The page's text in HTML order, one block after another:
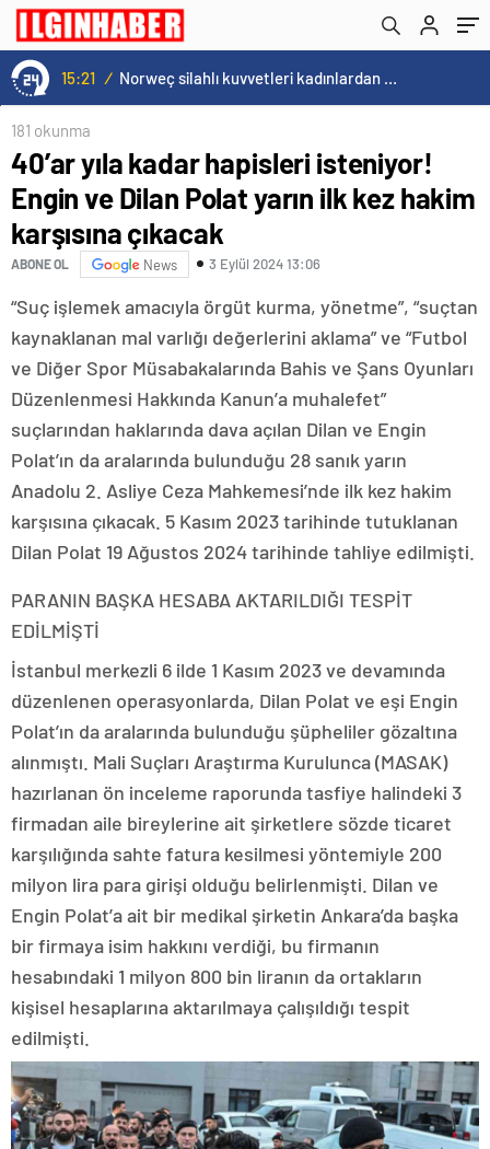
15:21 / Norweç silahlı kuvvetleri kadınlardan oluşan özel kuvvetler eğitimlerini başlattı.
çıkacak
181 okunma
40’ar yıla kadar hapisleri isteniyor!
Engin ve Dilan Polat yarın ilk kez hakim
karşısına çıkacak
ABONE OL News 3 Eylül 2024 13:06
“Suç işlemek amacıyla örgüt kurma, yönetme”, “suçtan
kaynaklanan mal varlığı değerlerini aklama” ve “Futbol
ve Diğer Spor Müsabakalarında Bahis ve Şans Oyunları
Düzenlenmesi Hakkında Kanun’a muhalefet”
suçlarından haklarında dava açılan Dilan ve Engin
Polat’ın da aralarında bulunduğu 28 sanık yarın
Anadolu 2. Asliye Ceza Mahkemesi’nde ilk kez hakim
karşısına çıkacak. 5 Kasım 2023 tarihinde tutuklanan
Dilan Polat 19 Ağustos 2024 tarihinde tahliye edilmişti.
PARANIN BAŞKA HESABA AKTARILDIĞI TESPİT
EDİLMİŞTİ
İstanbul merkezli 6 ilde 1 Kasım 2023 ve devamında
düzenlenen operasyonlarda, Dilan Polat ve eşi Engin
Polat’ın da aralarında bulunduğu şüpheliler gözaltına
alınmıştı. Mali Suçları Araştırma Kurulunca (MASAK)
hazırlanan ön inceleme raporunda tasfiye halindeki 3
firmadan aile bireylerine ait şirketlere sözde ticaret
karşılığında sahte fatura kesilmesi yöntemiyle 200
milyon lira para girişi olduğu belirlenmişti. Dilan ve
Engin Polat’a ait bir medikal şirketin Ankara’da başka
bir firmaya isim hakkını verdiği, bu firmanın
hesabındaki 1 milyon 800 bin liranın da ortakların
kişisel hesaplarına aktarılmaya çalışıldığı tespit
edilmişti.